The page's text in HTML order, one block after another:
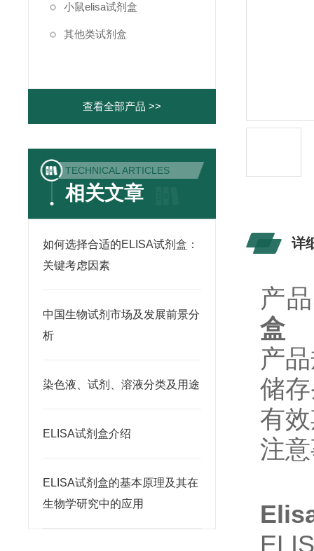
小鼠elisa试剂盒
其他类试剂盒
查看全部产品 >>
TECHNICAL ARTICLES
相关文章
如何选择合适的ELISA试剂盒：
关键考虑因素
中国生物试剂市场及发展前景分
析
染色液、试剂、溶液分类及用途
ELISA试剂盒介绍
ELISA试剂盒的基本原理及其在
生物学研究中的应用
详
产
盒
产
储
有
注